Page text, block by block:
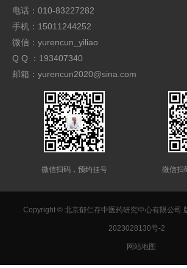
电话：010-83227282
手机：15011244252
微信：yurencun_yiliao
Q Q ：193407340
邮箱：yurencun2020@sina.com
微信扫码，预约挂号 微信扫
Copyright © 北京郁仁存中医药研究中心有限公
2023028130号-2
网站地图